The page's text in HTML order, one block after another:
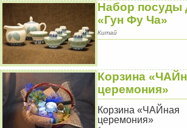
Набор посуды
«Гун Фу Ча»
Китай
Корзина
церемония»
Корзина «ЧАЙная
церемония»